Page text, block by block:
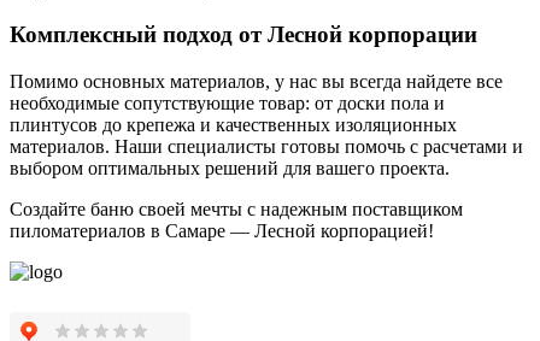
Комплексный подход от Лесной корпорации
Помимо основных материалов, у нас вы всегда найдете все
необходимые сопутствующие товар: от доски пола и
плинтусов до крепежа и качественных изоляционных
материалов. Наши специалисты готовы помочь с расчетами и
выбором оптимальных решений для вашего проекта.
Создайте баню своей мечты с надежным поставщиком
пиломатериалов в Самаре — Лесной корпорацией!